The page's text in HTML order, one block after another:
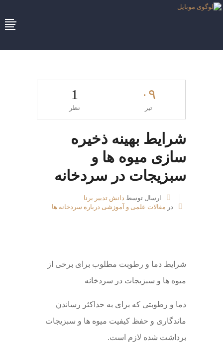
۰۹
تیر
1
نظر
شرایط بهینه ذخیره
سازی میوه ها و
سبزیجات در سردخانه
ارسال توسط دانش تدبیر برنا
در مقالات علمی و آموزشی درباره سردخانه ها
شرایط دما و رطوبت مطلوب برای برخی از
میوه ها و سبزیجات در سردخانه
دما و رطوبتی که برای به حداکثر رساندن
ماندگاری و حفظ کیفیت میوه ها و سبزیجات
برداشت شده لازم است.